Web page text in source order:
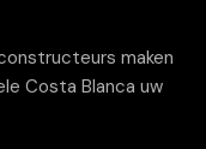
maken
Costa Blanca uw